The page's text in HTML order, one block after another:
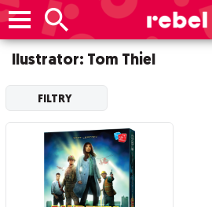
Ilustrator: Tom Thiel
FILTRY